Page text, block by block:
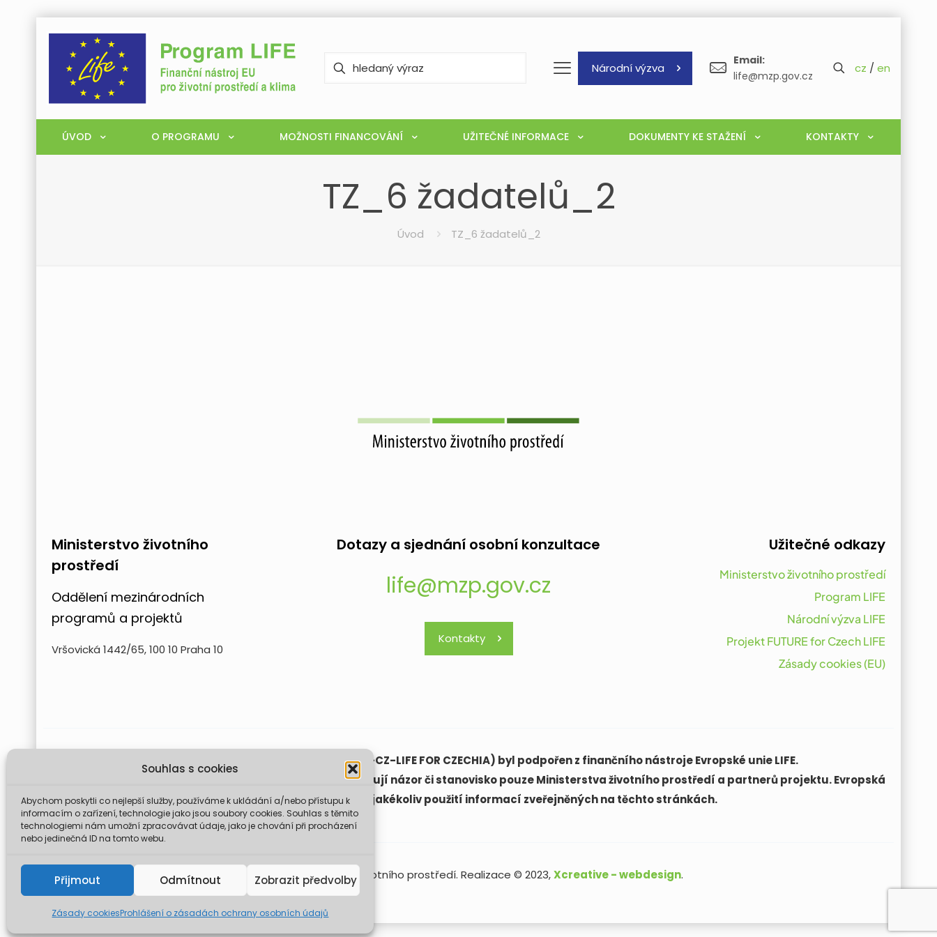
Souhlas s cookies
Abychom poskytli co nejlepší služby, používáme k ukládání a/nebo přístupu k
informacím o zařízení, technologie jako jsou soubory cookies. Souhlas s těmito
technologiemi nám umožní zpracovávat údaje, jako je chování při procházení
nebo jedinečná ID na tomto webu.
Přijmout Odmítnout Zobrazit předvolby
Zásady cookiesProhlášení o zásadách ochrany osobních údajů
Národní výzva
Email:
life@mzp.gov.cz
cz / en
ÚVOD O PROGRAMU MOŽNOSTI FINANCOVÁNÍ UŽITEČNÉ INFORMACE DOKUMENTY KE STAŽENÍ KONTAKTY
TZ_6 žadatelů_2
Úvod TZ_6 žadatelů_2
Ministerstvo životního
prostředí
Oddělení mezinárodních
programů a projektů
Vršovická 1442/65, 100 10 Praha 10
Dotazy a sjednání osobní konzultace
life@mzp.gov.cz
Kontakty
Užitečné odkazy
Ministerstvo životního prostředí
Program LIFE
Národní výzva LIFE
Projekt FUTURE for Czech LIFE
Zásady cookies (EU)
Projekt FUTURE for Czech LIFE (LIFE21-CAP-CZ-LIFE FOR CZECHIA) byl podpořen z finančního nástroje Evropské unie LIFE.
Údaje a informace zveřejněné na těchto stránkách vyjadřují názor či stanovisko pouze Ministerstva životního prostředí a partnerů projektu. Evropská
komise není odpovědná za jakékoliv použití informací zveřejněných na těchto stránkách.
© 2026 Ministerstvo životního prostředí. Realizace © 2023,Xcreative - webdesign.